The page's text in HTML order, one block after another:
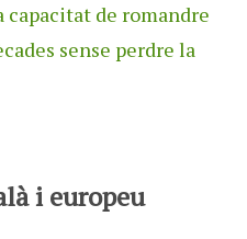
capacitat de romandre
sense perdre la
i europeu